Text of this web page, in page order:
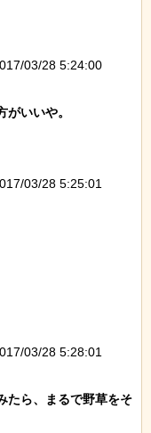
03/28 5:24:00
いいや。
03/28 5:25:01
03/28 5:28:01
たら、まるで野草をそ